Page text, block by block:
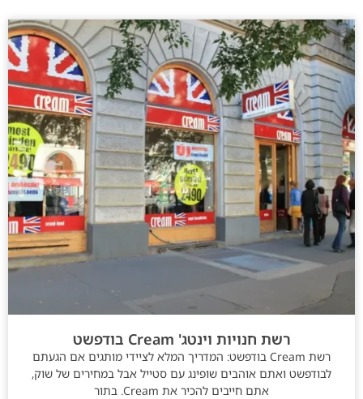
רשת חנויות וינטג' Cream בודפשט
רשת Cream בודפשט: המדריך המלא לציידי מותגים אם הגעתם
לבודפשט ואתם אוהבים שופינג עם סטייל אבל במחירים של שוק,
אתם חייבים להכיר את Cream. בתור